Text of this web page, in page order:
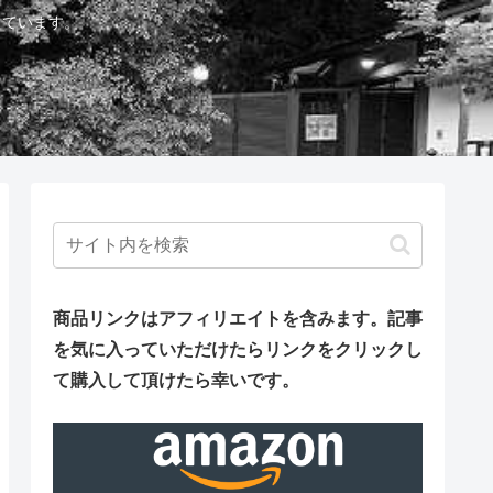
います。
商品リンクはアフィリエイトを含みます。 記事
を気に入っていただけたらリンクをクリックし
て購入して頂けたら幸いです。